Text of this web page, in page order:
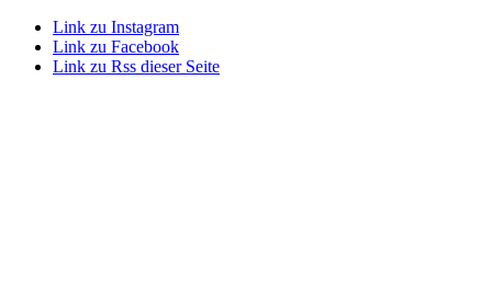
Link zu Instagram
Link zu Facebook
Link zu Rss dieser Seite